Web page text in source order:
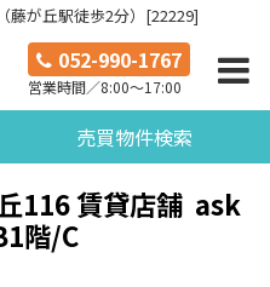
藤が丘駅徒歩2分）[22229]
052-990-1767
営業時間／8:00～17:00
売買物件検索
116 賃貸店舗 ask
階/C